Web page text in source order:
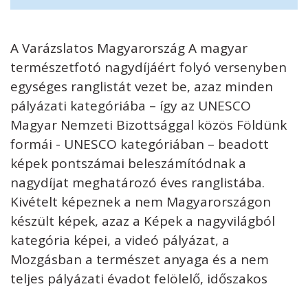
A Varázslatos Magyarország A magyar
természetfotó nagydíjáért folyó versenyben
egységes ranglistát vezet be, azaz minden
pályázati kategóriába – így az UNESCO
Magyar Nemzeti Bizottsággal közös Földünk
formái - UNESCO kategóriában – beadott
képek pontszámai beleszámítódnak a
nagydíjat meghatározó éves ranglistába.
Kivételt képeznek a nem Magyarországon
készült képek, azaz a Képek a nagyvilágból
kategória képei, a videó pályázat, a
Mozgásban a természet anyaga és a nem
teljes pályázati évadot felölelő, időszakos